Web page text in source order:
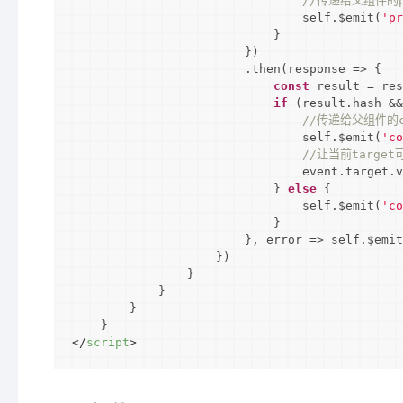
                                self.$emit(
                            }
                        })
                        .then(
response => {
const result =
if (result.hash
//传递给父组件
                                self.$emit(
//让当前target可
                            }
else {
                                self.$emit(
                            }
}, error =>
                    })
                }
            }
        }
</script>